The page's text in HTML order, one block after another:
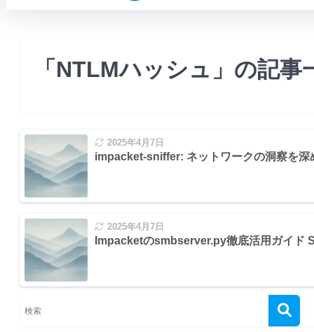
「NTLMハッシュ」の記事
2025年4月7日
impacket-sniffer: ネットワークの洞察を深
2025年4月7日